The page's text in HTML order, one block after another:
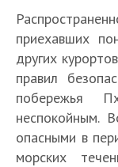
приехавших
других
правил
побережья
неспокойным.
опасными в
морских